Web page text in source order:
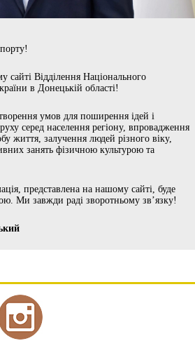
сайті Відділення Національного
в Донецькій області!
умов для поширення ідей і
серед населення регіону, впровадження
життя, залучення людей різного віку,
занять фізичною культурою та
представлена на нашому сайті, буде
Ми завжди раді зворотньому зв’язку!